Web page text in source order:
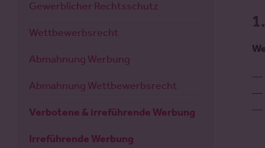
1.
Gewerblicher Rechtsschutz
Wettbewerbsrecht
Abmahnung Werbung
Abmahnung Wettbewerbsrecht
Verbotene & irreführende Werbung
Irreführende Werbung